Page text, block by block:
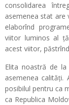
consolidarea
asemenea stat are
elaborînd
viitor luminos al
acest viitor,
Elita noastră de
asemenea
posibilul pentru ca
ca Republica